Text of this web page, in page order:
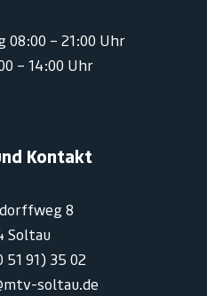
08:00 – 21:00 Uhr
– 14:00 Uhr
Kontakt
8
Soltau
91) 35 02
soltau.de